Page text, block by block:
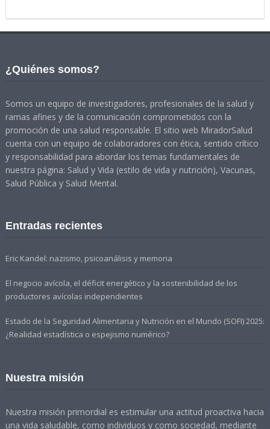
¿Quiénes somos?
Somos un equipo de investigadores, profesionales de la salud y
ramas afines y de la comunicación comprometidos con la
promoción de una salud responsable. El sitio web MiradorSalud
cuenta con un equipo de colaboradores con ética, sentido crítico
y responsabilidad para abordar los temas fundamentales de
nuestra página: Salud y Vida (estilo de vida y nutrición), Vacunas,
Salud Pública y Salud Mental.
Entradas recientes
Eric Kandel: nazismo, psicoanálisis y memoria
El negocio avícola, el déficit energético y la sostenibilidad de los
productores avícolas independientes
Estado de la Seguridad Alimentaria y Nutrición en el Mundo (SOFI) 2025:
¿Realidad estadística o espejismo numérico?
Nuestra misión
Nuestra misión primordial es estimular una actitud proactiva hacia
una vida saludable, como individuos y como sociedad, mediante